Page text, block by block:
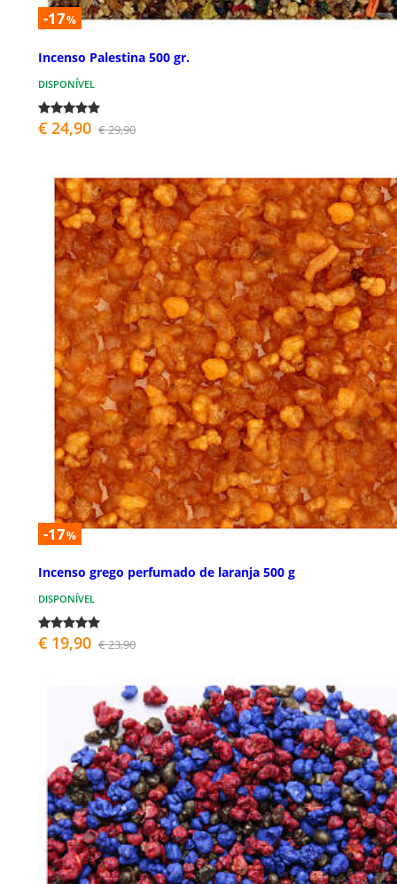
-17%
Incenso Palestina 500 gr.
DISPONÍVEL
€ 24,90 € 29,90
-17%
Incenso grego perfumado de laranja 500 g
DISPONÍVEL
€ 19,90 € 23,90